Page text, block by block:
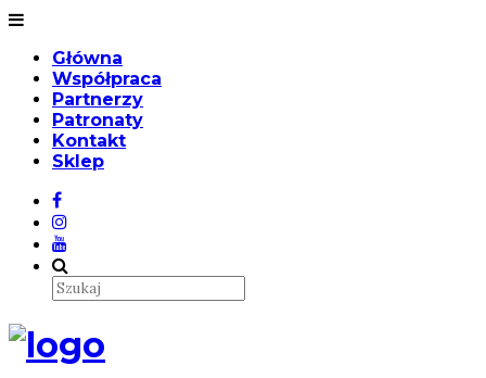
Główna
Współpraca
Partnerzy
Patronaty
Kontakt
Sklep